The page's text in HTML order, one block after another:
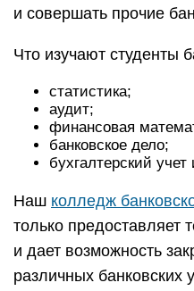
и совершать прочие
Что изучают студенты
статистика;
аудит;
финансовая
банковское дело;
бухгалтерский учет
Наш колледж
только предоставляет
и дает возможность
различных банковских